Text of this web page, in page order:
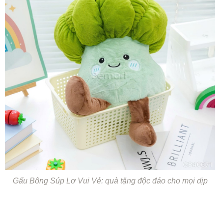
Gấu Bông Súp Lơ Vui Vẻ: quà tặng độc đáo cho mọi dịp